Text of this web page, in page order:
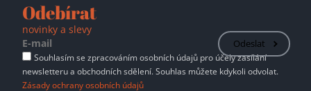
Odebírat
novinky a slevy
Odeslat
Souhlasím se zpracováním osobních údajů pro účely zasílání
newsletteru a obchodních sdělení. Souhlas můžete kdykoli odvolat.
Zásady ochrany osobních údajů